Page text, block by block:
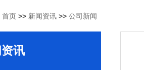
首页 >> 新闻资讯 >> 公司新闻
讯